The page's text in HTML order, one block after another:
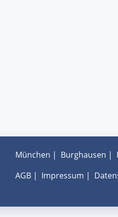
München | Burghausen |
AGB| Impressum |